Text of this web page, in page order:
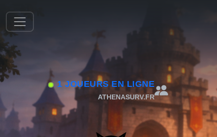
1 JOUEURS EN LIGNE
ATHENASURV.FR